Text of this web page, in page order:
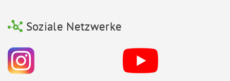
Soziale Netzwerke